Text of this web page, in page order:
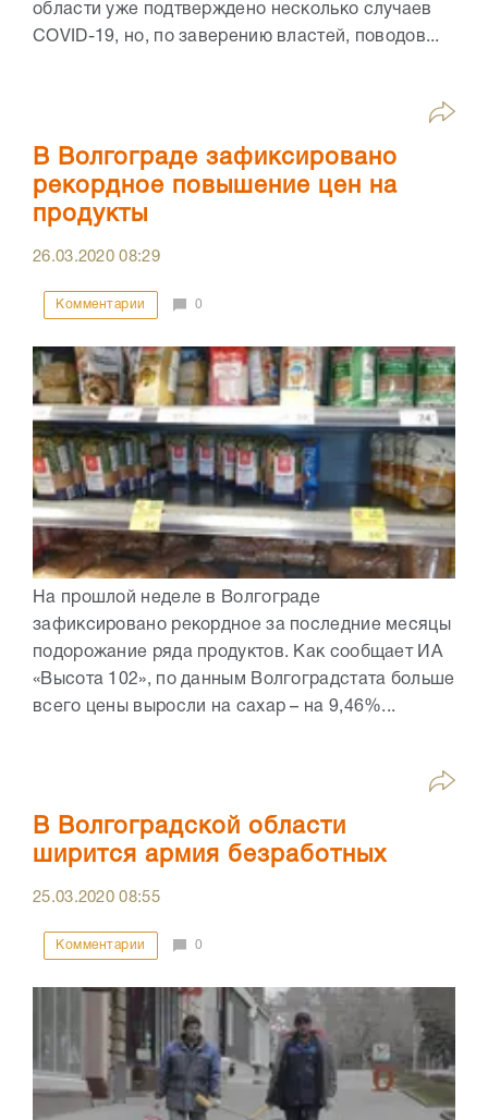
области уже подтверждено несколько случаев
COVID-19, но, по заверению властей, поводов...
В Волгограде зафиксировано
рекордное повышение цен на
продукты
26.03.202008:29
Комментарии 0
На прошлой неделе в Волгограде
зафиксировано рекордное за последние месяцы
подорожание ряда продуктов. Как сообщает ИА
«Высота 102», по данным Волгоградстата больше
всего цены выросли на сахар – на 9,46%...
В Волгоградской области
ширится армия безработных
25.03.202008:55
Комментарии 0